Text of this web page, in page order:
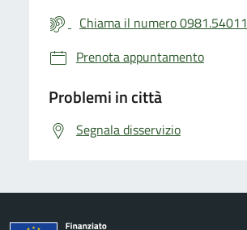
Chiama il numero 0981.54011
Prenota appuntamento
Problemi in città
Segnala disservizio